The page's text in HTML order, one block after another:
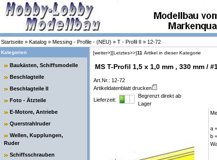
Startseite » Katalog » Messing - Profile - (NEU) » T - Profil II » 12-72
Kategorien
Baukästen, Schiffsmodelle
Beschlagteile
Beschlagteile II
Foto - Ätzteile
E-Motore, Antriebe
Querstrahlruder
Wellen, Kupplungen,
Ruder
Schiffsschrauben
[weiter>][Letztes>>]11 Artikel in dieser Kategorie
MS T-Profil 1,5 x 1,0 mm , 330 mm /
Art.Nr.: 12-72
Artikeldatenblatt drucken
Lieferzeit:
Begrenzt direkt ab
Lager
a
b